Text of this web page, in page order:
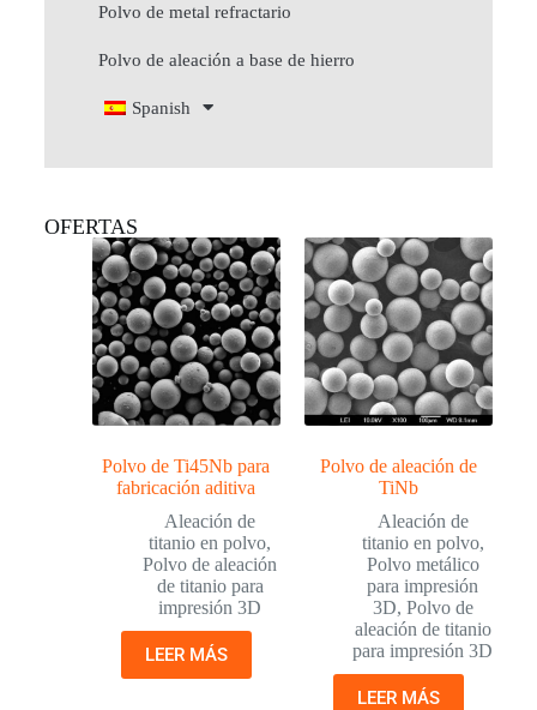
Polvo de metal refractario
Polvo de aleación a base de hierro
Spanish
OFERTAS
Polvo de Ti45Nb para
fabricación aditiva
Aleación de
titanio en polvo,
Polvo de aleación
de titanio para
impresión 3D
LEER MÁS
Polvo de aleación de
TiNb
Aleación de
titanio en polvo,
Polvo metálico
para impresión
3D, Polvo de
aleación de titanio
para impresión 3D
LEER MÁS